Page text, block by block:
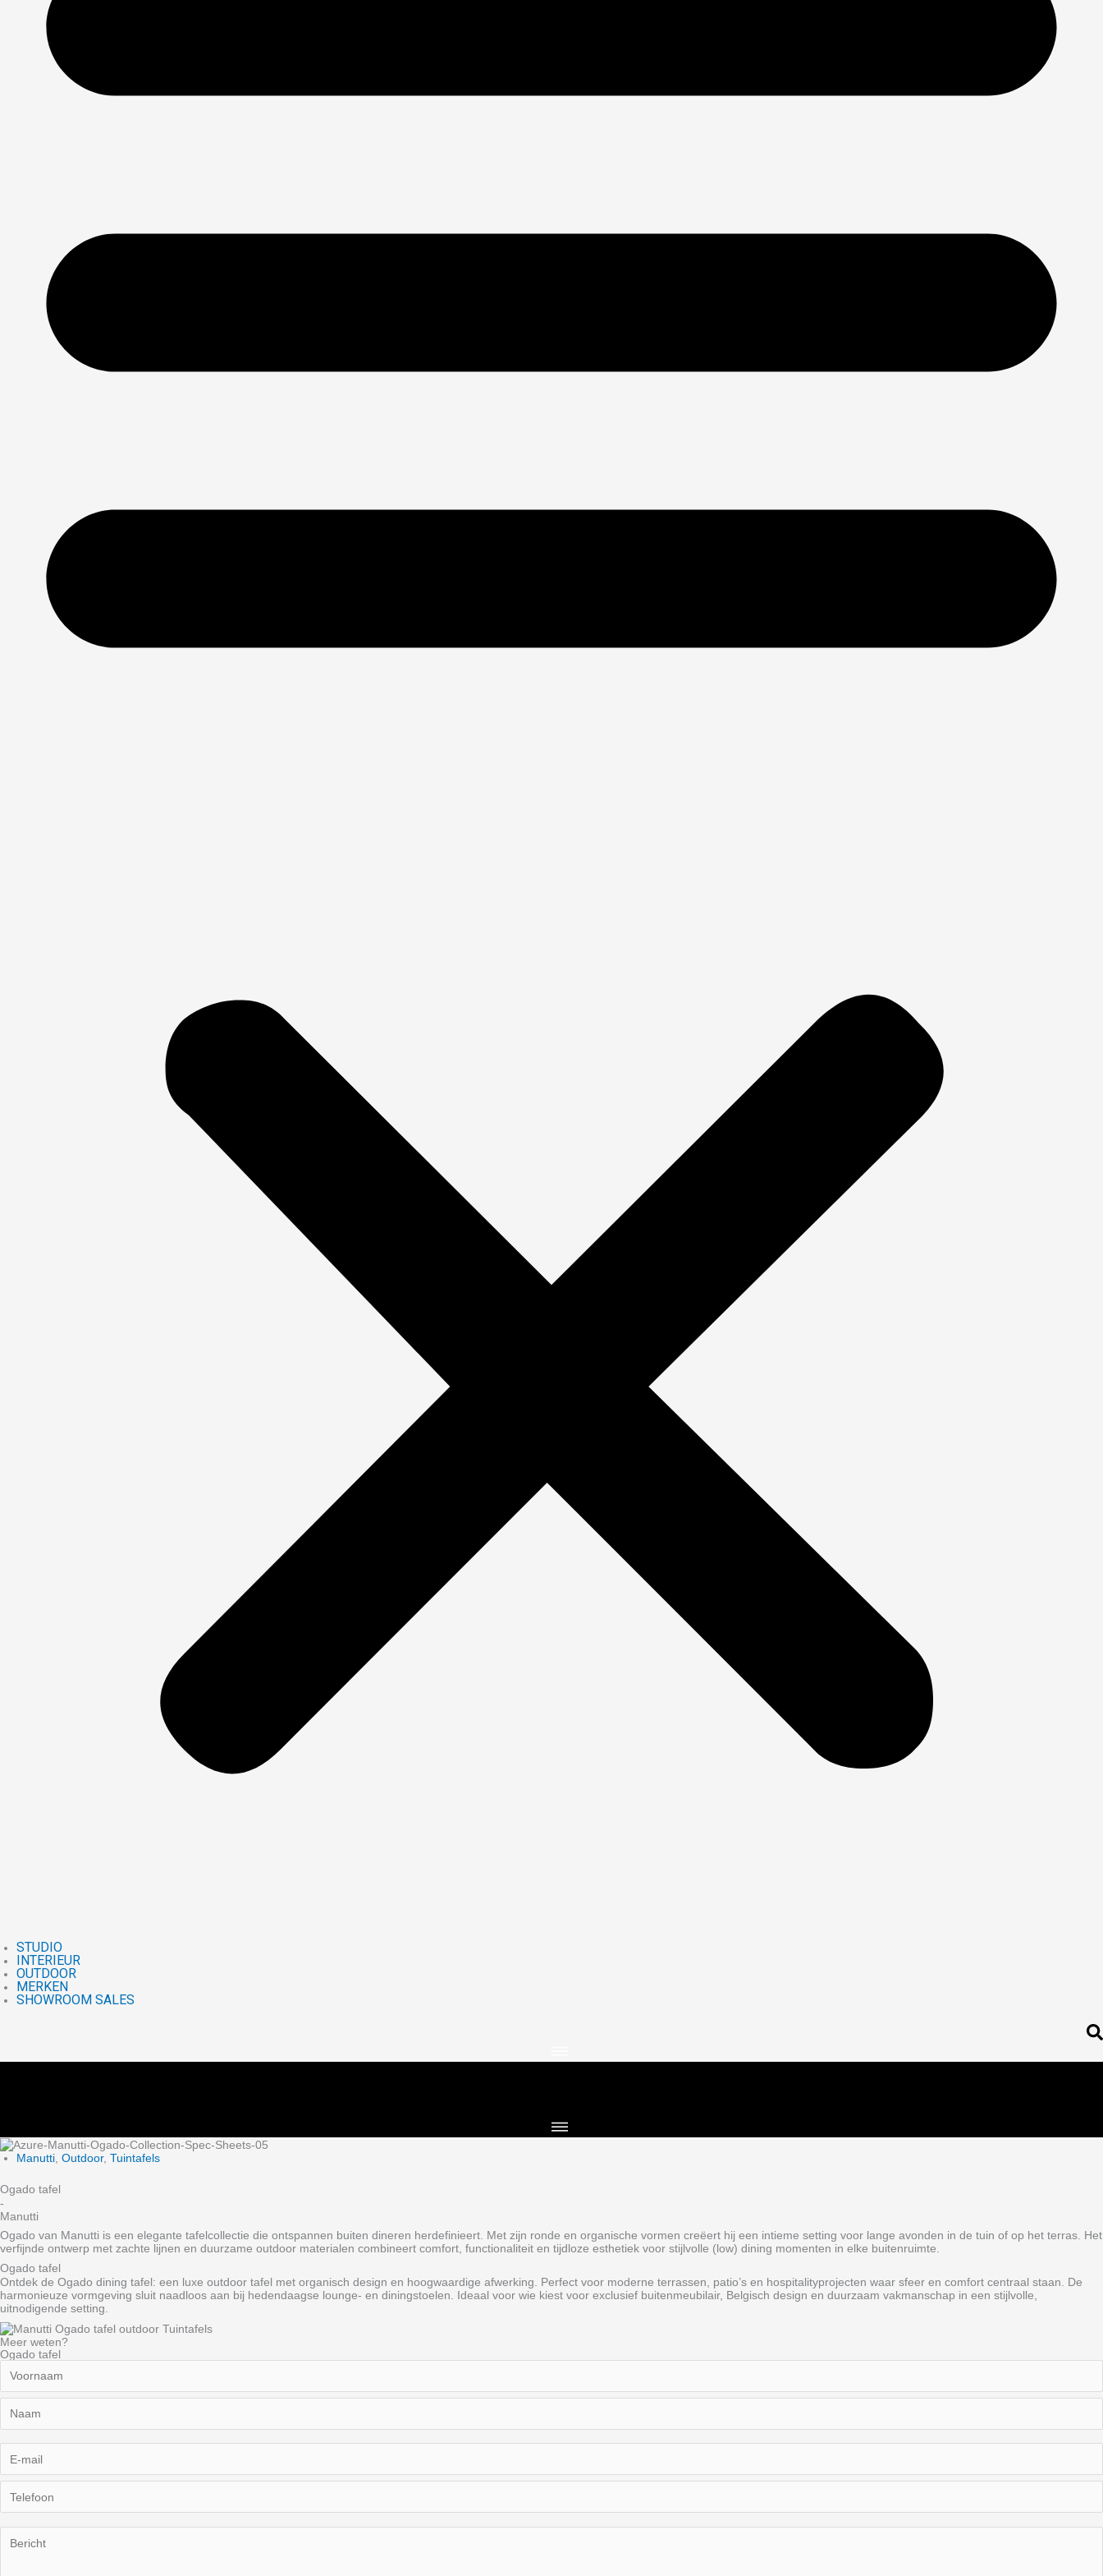
STUDIO
INTERIEUR
OUTDOOR
MERKEN
SHOWROOM SALES
Manutti, Outdoor, Tuintafels
Ogado tafel
-
Manutti
Ogado van Manutti is een elegante tafelcollectie die ontspannen buiten dineren herdefinieert. Met zijn ronde en organische vormen creëert hij een intieme setting voor lange avonden in de tuin of op het terras. Het
verfijnde ontwerp met zachte lijnen en duurzame outdoor materialen combineert comfort, functionaliteit en tijdloze esthetiek voor stijlvolle (low) dining momenten in elke buitenruimte.
Ogado tafel
Ontdek de Ogado dining tafel: een luxe outdoor tafel met organisch design en hoogwaardige afwerking. Perfect voor moderne terrassen, patio’s en hospitalityprojecten waar sfeer en comfort centraal staan. De
harmonieuze vormgeving sluit naadloos aan bij hedendaagse lounge- en diningstoelen. Ideaal voor wie kiest voor exclusief buitenmeubilair, Belgisch design en duurzaam vakmanschap in een stijlvolle,
uitnodigende setting.
Meer weten?
Ogado tafel